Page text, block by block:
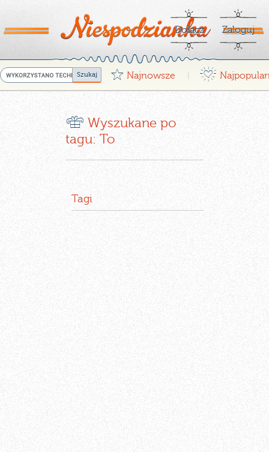
Dołącz Zaloguj
G Najnowsze ¤
r Wyszukane po
tagu: To
Tagi